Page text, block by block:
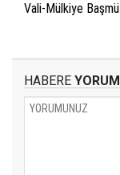
Vali-Mülkiye
HABERE